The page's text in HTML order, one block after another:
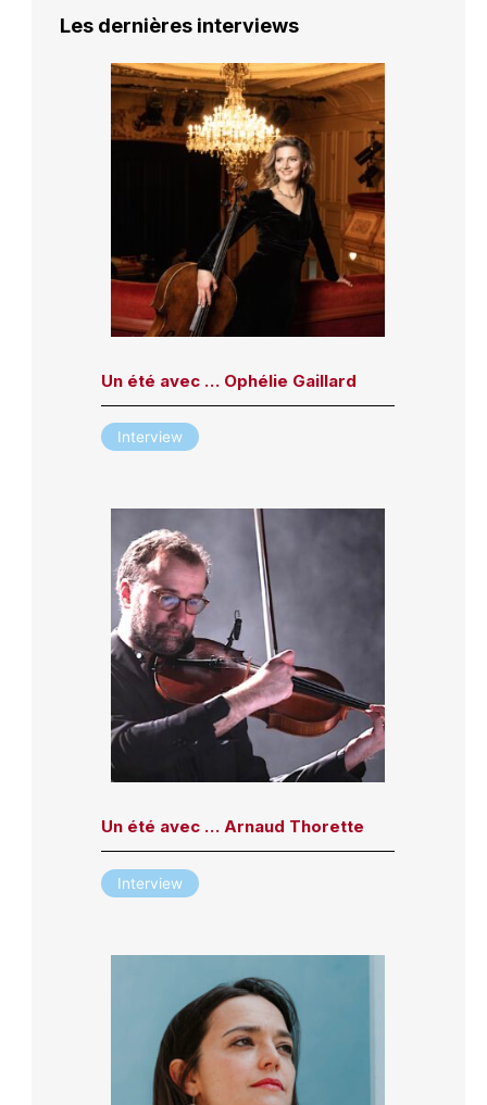
Les dernières interviews
Un été avec … Ophélie Gaillard
Interview
Un été avec … Arnaud Thorette
Interview